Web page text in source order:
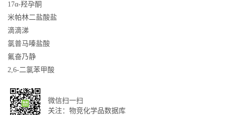
17α-羟孕酮
米帕林二盐酸盐
滴滴涕
氯普马嗪盐酸
氟奋乃静
2,6-二氯苯甲酸
微信扫一扫
关注：物竞化学品数据库